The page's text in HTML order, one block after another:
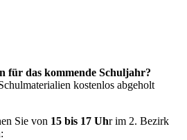
für das kommende Schuljahr?
kostenlos abgeholt
Sie von 15 bis 17 Uhr im 2. Bezirk